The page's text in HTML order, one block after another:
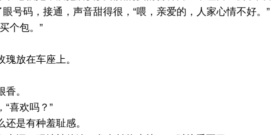
号码，接通，声音甜得很，“喂，亲爱的，人家心情不好。”
个包。”
放在车座上。
。
喜欢吗？”
是有种羞耻感。